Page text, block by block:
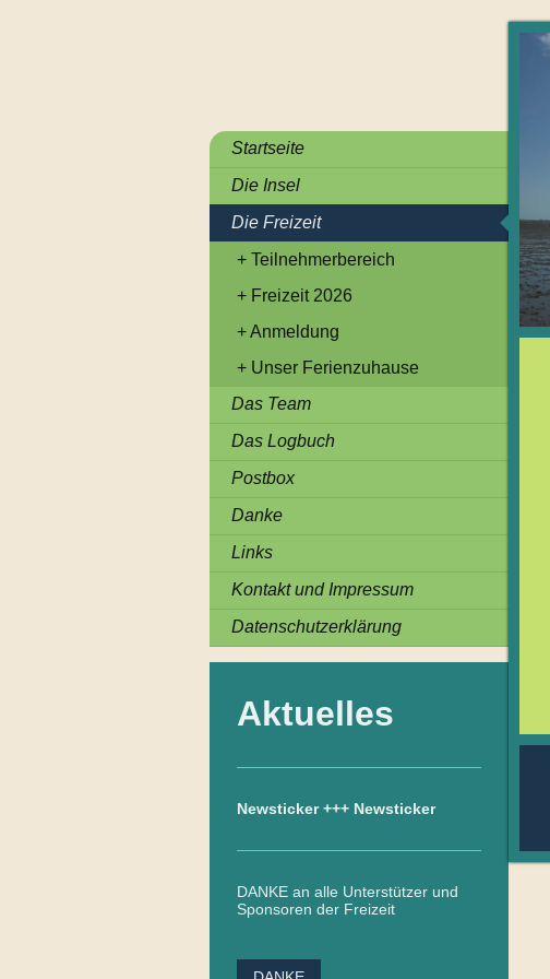
Startseite
Die Insel
Die Freizeit
Teilnehmerbereich
Freizeit 2026
Anmeldung
Unser Ferienzuhause
Das Team
Das Logbuch
Postbox
Danke
Links
Kontakt und Impressum
Datenschutzerklärung
Aktuelles
Newsticker +++ Newsticker
DANKE an alle Unterstützer und
Sponsoren der Freizeit